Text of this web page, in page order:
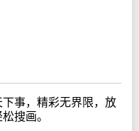
事，精彩无界限，放
搜画。